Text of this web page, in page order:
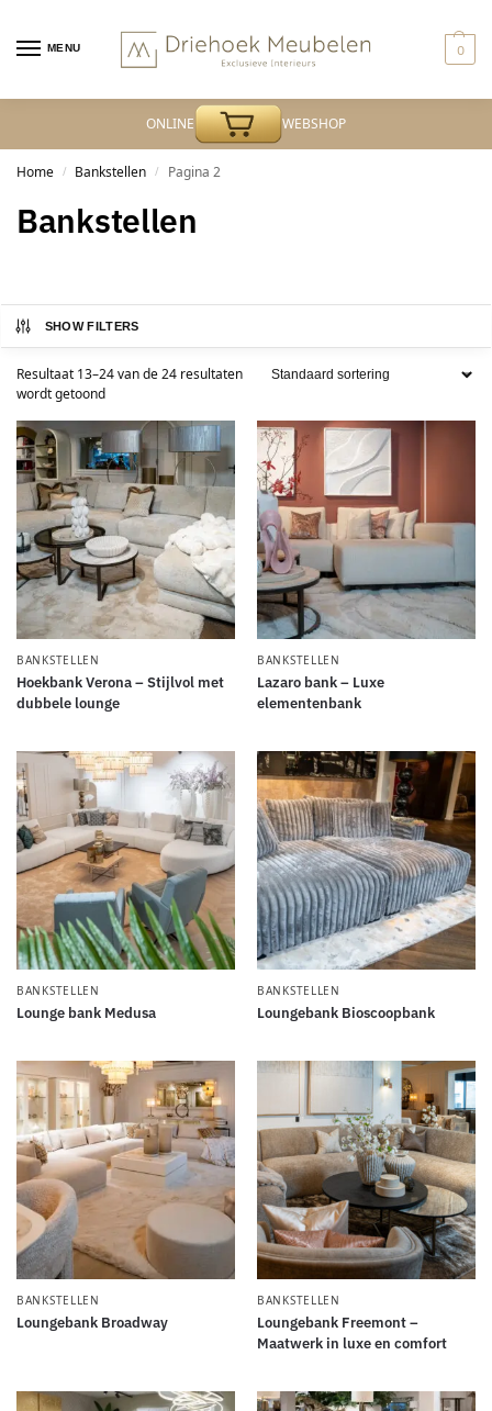
MENU 0
ONLINE WEBSHOP
Home / Bankstellen / Pagina 2
Bankstellen
SHOW FILTERS
Resultaat 13–24 van de 24 resultaten
wordt getoond
BANKSTELLEN
Hoekbank Verona – Stijlvol met
dubbele lounge
BANKSTELLEN
Lazaro bank – Luxe
elementenbank
BANKSTELLEN
Lounge bank Medusa
BANKSTELLEN
Loungebank Bioscoopbank
BANKSTELLEN
Loungebank Broadway
BANKSTELLEN
Loungebank Freemont –
Maatwerk in luxe en comfort